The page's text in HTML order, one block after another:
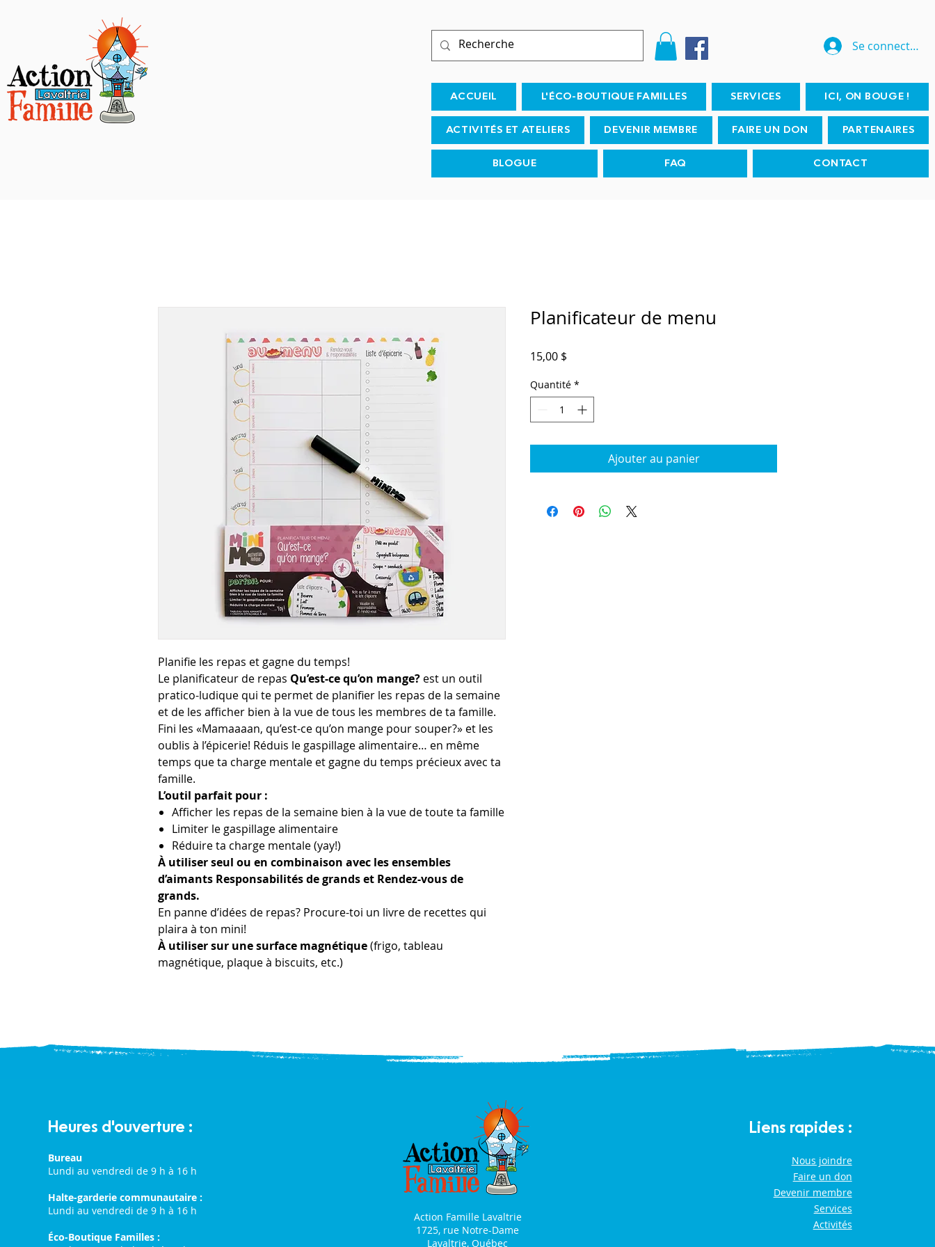
Se connecter
ACCUEIL L'ÉCO-BOUTIQUE FAMILLES SERVICES ICI, ON BOUGE !
ACTIVITÉS ET ATELIERS DEVENIR MEMBRE FAIRE UN DON PARTENAIRES
BLOGUE FAQ CONTACT
Planifie les repas et gagne du temps!
Le planificateur de repas Qu’est-ce qu’on mange? est un outil
pratico-ludique qui te permet de planifier les repas de la semaine
et de les afficher bien à la vue de tous les membres de ta famille.
Fini les «Mamaaaan, qu’est-ce qu’on mange pour souper?» et les
oublis à l’épicerie! Réduis le gaspillage alimentaire… en même
temps que ta charge mentale et gagne du temps précieux avec ta
famille.
L’outil parfait pour :
Afficher les repas de la semaine bien à la vue de toute ta famille
Limiter le gaspillage alimentaire
Réduire ta charge mentale (yay!)
À utiliser seul ou en combinaison avec les ensembles
d’aimants Responsabilités de grands et Rendez-vous de
grands.
En panne d’idées de repas? Procure-toi un livre de recettes qui
plaira à ton mini!
À utiliser sur une surface magnétique(frigo, tableau
magnétique, plaque à biscuits, etc.)
Planificateur de menu
15,00 $
Quantité *
Ajouter au panier
Heures d'ouverture :
Bureau
Lundi au vendredi de 9 h à 16 h
Halte-garderie communautaire :
Lundi au vendredi de 9 h à 16 h
Éco-Boutique Familles :
Action Famille Lavaltrie
1725, rue Notre-Dame
Lavaltrie, Québec
Liens rapides :
Nous joindre
Faire un don
Devenir membre
Services
Activités